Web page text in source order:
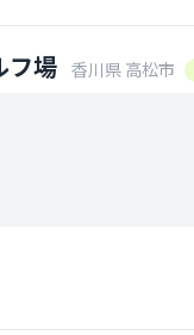
フ場 香川県 高松市